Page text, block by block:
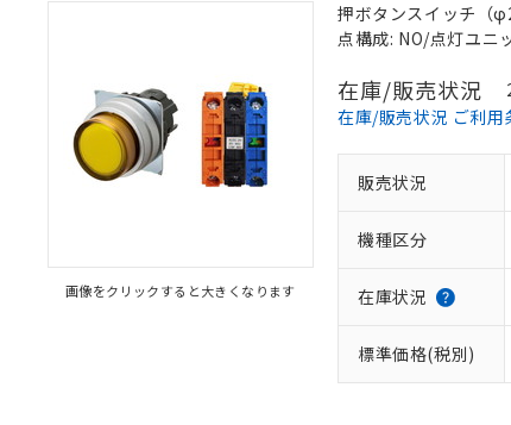
画像をクリックすると大きくなります
押ボタンスイッチ（
点構成: NO/点灯ユニ
在庫/販売状況
在庫/販売状況 ご利用
販売状況
機種区分
在庫状況
標準価格(税別)